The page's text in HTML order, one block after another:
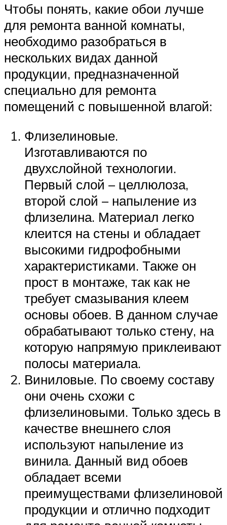
Чтобы понять, какие обои лучше
для ремонта ванной комнаты,
необходимо разобраться в
нескольких видах данной
продукции, предназначенной
специально для ремонта
помещений с повышенной влагой:
Флизелиновые.
Изготавливаются по
двухслойной технологии.
Первый слой – целлюлоза,
второй слой – напыление из
флизелина. Материал легко
клеится на стены и обладает
высокими гидрофобными
характеристиками. Также он
прост в монтаже, так как не
требует смазывания клеем
основы обоев. В данном случае
обрабатывают только стену, на
которую напрямую приклеивают
полосы материала.
Виниловые. По своему составу
они очень схожи с
флизелиновыми. Только здесь в
качестве внешнего слоя
используют напыление из
винила. Данный вид обоев
обладает всеми
преимуществами флизелиновой
продукции и отлично подходит